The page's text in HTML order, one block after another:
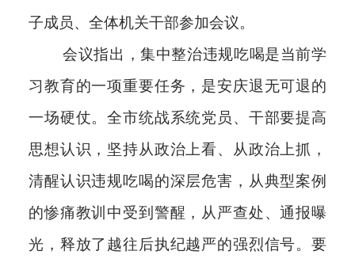
子成员、全体机关干部参加会议。
会议指出，集中整治违规吃喝是当前学
习教育的一项重要任务，是安庆退无可退的
一场硬仗。全市统战系统党员、干部要提高
思想认识，坚持从政治上看、从政治上抓，
清醒认识违规吃喝的深层危害，从典型案例
的惨痛教训中受到警醒，从严查处、通报曝
光，释放了越往后执纪越严的强烈信号。要